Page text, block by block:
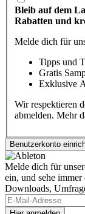
Bleib auf dem
Rabatten und
Melde dich für
Tipps und
Gratis
Exklusive
Wir respektieren
abmelden. Mehr
Melde dich für
ein, und sehe immer
Downloads,